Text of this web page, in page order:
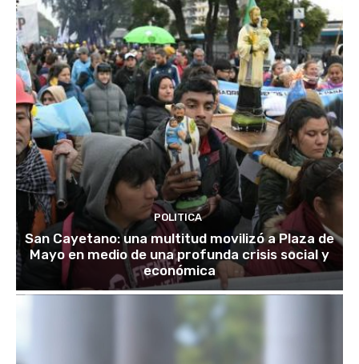
POLITICA
San Cayetano: una multitud movilizó a Plaza de
Mayo en medio de una profunda crisis social y
económica